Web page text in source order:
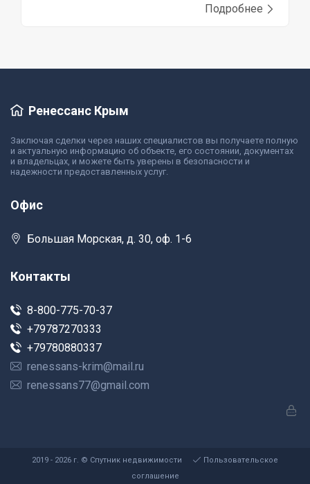
Подробнее
Ренессанс Крым
Заключая сделки через наших специалистов вы получаете полную
и актуальную информацию об объекте, его состоянии, документах
и владельцах, и можете быть уверены в безопасности и
надежности предоставленных услуг.
Офис
Большая Морская, д. 30, оф. 1-6
Контакты
8-800-775-70-37
+79787270333
+79780880337
renessans-krim@mail.ru
renessans77@gmail.com
2019 - 2026 г. © Спутник недвижимости
Пользовательское
соглашение